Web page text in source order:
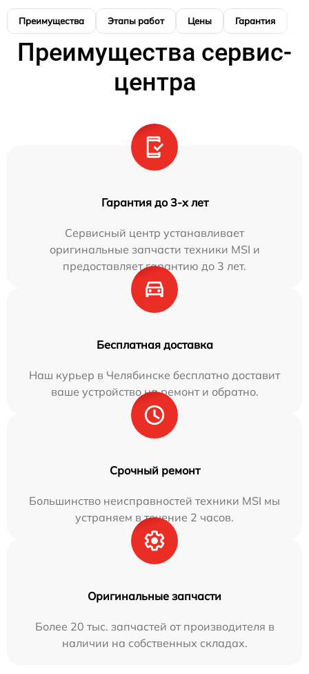
Преимущества Этапы работ Цены Гарантия
Преимущества сервис-
центра
Гарантия до 3-х лет
Сервисный центр устанавливает
оригинальные запчасти техники MSI и
предоставляет гарантию до 3 лет.
Бесплатная доставка
Наш курьер в Челябинске бесплатно доставит
ваше устройство на ремонт и обратно.
Срочный ремонт
Большинство неисправностей техники MSI мы
устраняем в течение 2 часов.
Оригинальные запчасти
Более 20 тыс. запчастей от производителя в
наличии на собственных складах.